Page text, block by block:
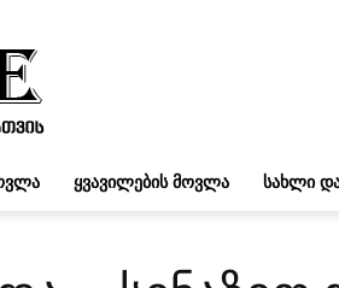
ᲧᲕᲐᲕᲘᲚᲔᲑᲘᲡ ᲛᲝᲕᲚᲐ ᲡᲐᲮᲚᲘ